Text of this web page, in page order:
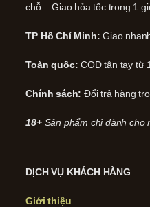
chỗ – Giao hỏa tốc trong 1
TP Hồ Chí Minh: Giao
Toàn quốc: COD tận tay từ
Chính sách: Đổi trả hàng
18+ Sản phẩm chỉ dành cho
DỊCH VỤ KHÁCH HÀNG
Giới thiệu